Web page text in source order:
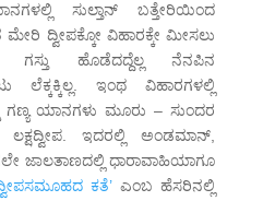
ಸುಲ್ತಾನ್ ಬತ್ತೇರಿಯಿಂದ
ದ್ವೀಪಕ್ಕೋ ವಿಹಾರಕ್ಕೇ ಮೀಸಲು
ಗಸ್ತು ಹೊಡೆದದ್ದೆಲ್ಲ ನೆನಪಿನ
ಲೆಕ್ಕಕ್ಕಿಲ್ಲ. ಇಂಥ ವಿಹಾರಗಳಲ್ಲಿ
ಗಣ್ಯ ಯಾನಗಳು ಮೂರು – ಸುಂದರ
ಇದರಲ್ಲಿ ಅಂಡಮಾನ್,
ಜಾಲತಾಣದಲ್ಲಿ ಧಾರಾವಾಹಿಯಾಗೂ
ಕತೆ’ ಎಂಬ ಹೆಸರಿನಲ್ಲಿ